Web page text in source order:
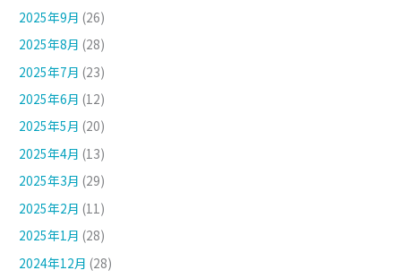
2025年9月 (26)
2025年8月 (28)
2025年7月 (23)
2025年6月 (12)
2025年5月 (20)
2025年4月 (13)
2025年3月 (29)
2025年2月 (11)
2025年1月 (28)
2024年12月 (28)